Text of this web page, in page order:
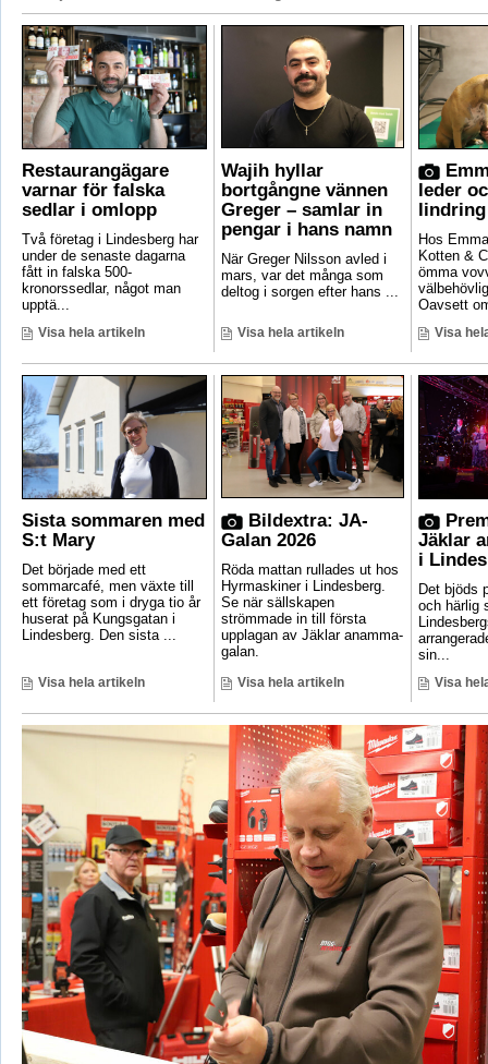
Restaurangägare
varnar för falska
sedlar i omlopp
Två företag i Lindesberg har
under de senaste dagarna
fått in falska 500-
kronorssedlar, något man
upptä...
Visa hela artikeln
Wajih hyllar
bortgångne vännen
Greger – samlar in
pengar i hans namn
När Greger Nilsson avled i
mars, var det många som
deltog i sorgen efter hans ...
Visa hela artikeln
leder
lindring
Hos
Kotten &
ömma
Oavsett
Visa
Sista sommaren med
S:t Mary
Det började med ett
sommarcafé, men växte till
ett företag som i dryga tio år
huserat på Kungsgatan i
Lindesberg. Den sista ...
Visa hela artikeln
Bildextra: JA-
Galan 2026
Röda mattan rullades ut hos
Hyrmaskiner i Lindesberg.
Se när sällskapen
strömmade in till första
upplagan av Jäklar anamma-
galan.
Visa hela artikeln
Jäklar
i
Det bjöds
och härlig
sin...
Visa